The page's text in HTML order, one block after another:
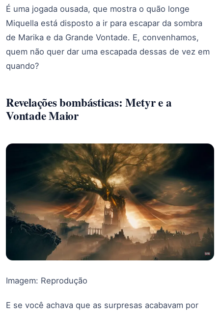
É uma jogada ousada, que mostra o quão longe
Miquella está disposto a ir para escapar da sombra
de Marika e da Grande Vontade. E, convenhamos,
quem não quer dar uma escapada dessas de vez em
quando?
Revelações bombásticas: Metyr e a
Vontade Maior
Imagem: Reprodução
E se você achava que as surpresas acabavam por